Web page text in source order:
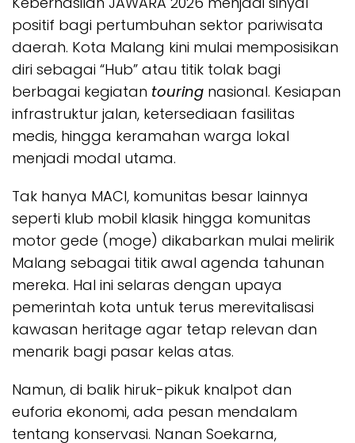
positif bagi pertumbuhan sektor pariwisata
daerah. Kota Malang kini mulai memposisikan
diri sebagai “Hub” atau titik tolak bagi
berbagai kegiatan touring nasional. Kesiapan
infrastruktur jalan, ketersediaan fasilitas
medis, hingga keramahan warga lokal
menjadi modal utama.
Tak hanya MACI, komunitas besar lainnya
seperti klub mobil klasik hingga komunitas
motor gede (moge) dikabarkan mulai melirik
Malang sebagai titik awal agenda tahunan
mereka. Hal ini selaras dengan upaya
pemerintah kota untuk terus merevitalisasi
kawasan heritage agar tetap relevan dan
menarik bagi pasar kelas atas.
Namun, di balik hiruk-pikuk knalpot dan
euforia ekonomi, ada pesan mendalam
tentang konservasi. Nanan Soekarna,